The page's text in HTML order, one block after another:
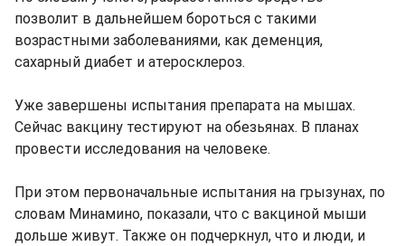
позволит в дальнейшем бороться с такими
возрастными заболеваниями, как деменция,
сахарный диабет и атеросклероз.
Уже завершены испытания препарата на мышах.
Сейчас вакцину тестируют на обезьянах. В планах
провести исследования на человеке.
При этом первоначальные испытания на грызунах, по
словам Минамино, показали, что с вакциной мыши
дольше живут. Также он подчеркнул, что и люди, и